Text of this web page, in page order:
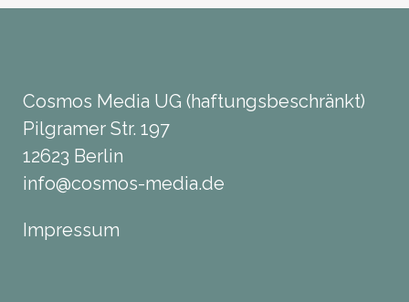
Cosmos Media UG (haftungsbeschränkt)
Pilgramer Str. 197
12623 Berlin
info@cosmos-media.de
Impressum